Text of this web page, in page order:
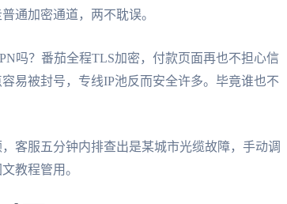
通加密通道，两不耽误。
吗？番茄全程TLS加密，付款页面再也不担心信
易被封号，专线IP池反而安全许多。毕竟谁也不
客服五分钟内排查出是某城市光缆故障，手动调
教程管用。